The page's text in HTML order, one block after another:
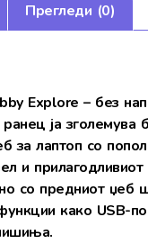
Прегледи (0)
Explore – без
ранец ја
за лаптоп со
и
со предниот
како USB-